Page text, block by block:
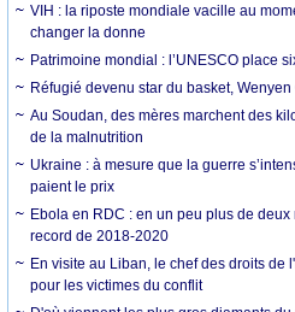
VIH : la riposte mondiale vacille au
changer la donne
Patrimoine mondial : l’UNESCO place
Réfugié devenu star du basket,
Au Soudan, des mères marchent des
de la malnutrition
Ukraine : à mesure que la guerre
paient le prix
Ebola en RDC : en un peu plus de
record de 2018-2020
En visite au Liban, le chef des droits de
pour les victimes du conflit